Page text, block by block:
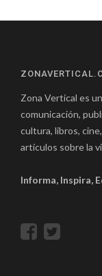
Zona Vertical es
comunicación,
cultura, libros,
artículos sobre la
Informa, Inspira,